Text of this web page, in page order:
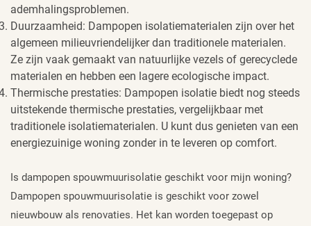
ademhalingsproblemen.
Duurzaamheid: Dampopen isolatiematerialen zijn over het
algemeen milieuvriendelijker dan traditionele materialen.
Ze zijn vaak gemaakt van natuurlijke vezels of gerecyclede
materialen en hebben een lagere ecologische impact.
Thermische prestaties: Dampopen isolatie biedt nog steeds
uitstekende thermische prestaties, vergelijkbaar met
traditionele isolatiematerialen. U kunt dus genieten van een
energiezuinige woning zonder in te leveren op comfort.
Is dampopen spouwmuurisolatie geschikt voor mijn woning?
Dampopen spouwmuurisolatie is geschikt voor zowel
nieuwbouw als renovaties. Het kan worden toegepast op